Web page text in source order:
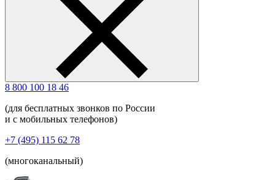
8 800 100 18 46
(для бесплатных звонков по России
и с мобильных телефонов)
+7 (495) 115 62 78
(многоканальный)